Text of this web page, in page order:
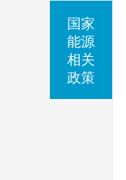
国家
能源
相关
政策